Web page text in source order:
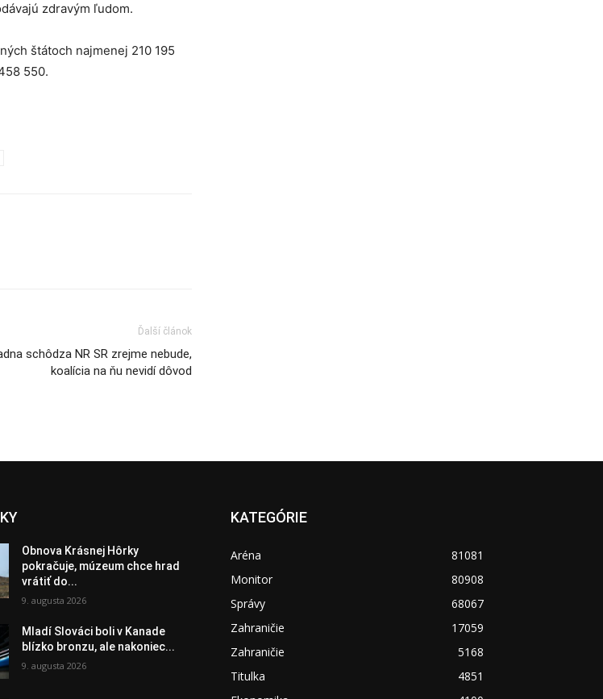
zdravým ľudom.
štátoch najmenej 210 195
550.
Ďalší článok
schôdza NR SR zrejme nebude,
koalícia na ňu nevidí dôvod
Obnova Krásnej Hôrky
pokračuje, múzeum chce hrad
vrátiť do...
9. augusta 2026
Mladí Slováci boli v Kanade
blízko bronzu, ale nakoniec...
9. augusta 2026
KATEGÓRIE
Aréna
81081
Monitor
80908
Správy
68067
Zahraničie
17059
Zahraničie
5168
Titulka
4851